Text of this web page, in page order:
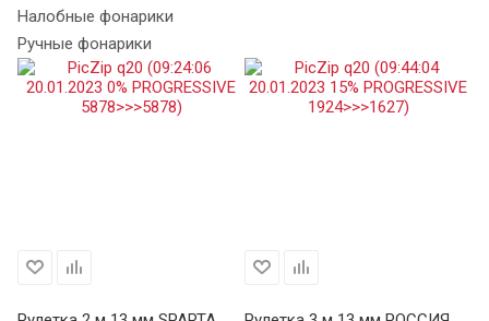
Налобные фонарики
Ручные фонарики